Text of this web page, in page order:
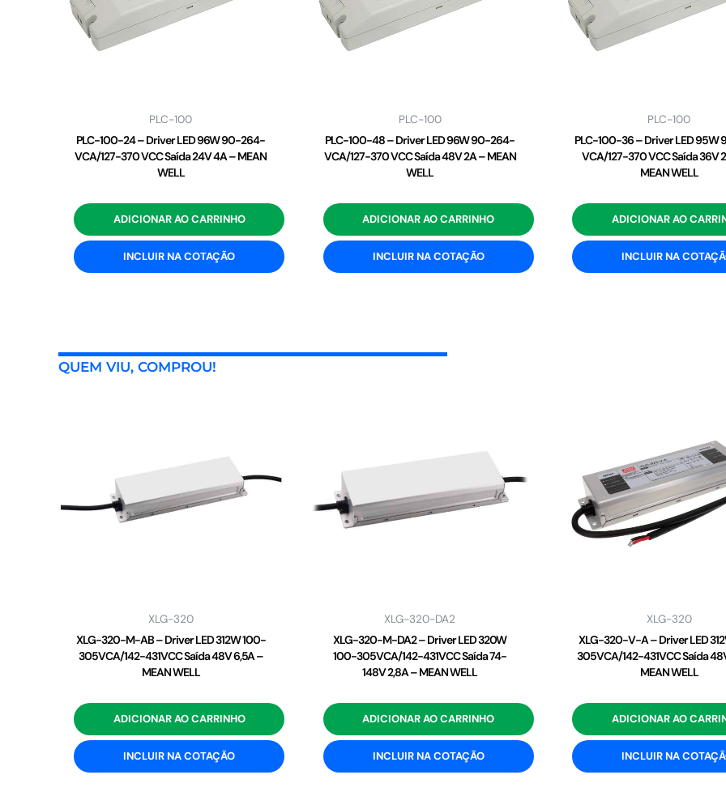
PLC-100
PLC-100-24 – Driver LED 96W 90-264-
VCA/127-370 VCC Saída 24V 4A – MEAN
WELL
ADICIONAR AO CARRINHO
INCLUIR NA COTAÇÃO
PLC-100
PLC-100-48 – Driver LED 96W 90-264-
VCA/127-370 VCC Saída 48V 2A – MEAN
WELL
ADICIONAR AO CARRINHO
INCLUIR NA COTAÇÃO
PLC-100
PLC-100-36 – Driver LED
VCA/127-370 VCC Saída 36V
MEAN WELL
ADICIONAR AO
INCLUIR NA
QUEM VIU, COMPROU!
XLG-320
XLG-320-M-AB – Driver LED 312W 100-
305VCA/142-431VCC Saída 48V 6,5A –
MEAN WELL
ADICIONAR AO CARRINHO
INCLUIR NA COTAÇÃO
XLG-320-DA2
XLG-320-M-DA2 – Driver LED 320W
100-305VCA/142-431VCC Saída 74-
148V 2,8A – MEAN WELL
ADICIONAR AO CARRINHO
INCLUIR NA COTAÇÃO
XLG-320
XLG-320-V-A – Driver LED
305VCA/142-431VCC Saída
MEAN WELL
ADICIONAR AO
INCLUIR NA